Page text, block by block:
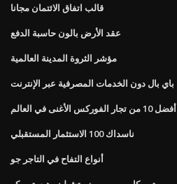
قالب اتفاق الائتمان مجانا
عقد الأرض بالون حاسبة الدفع
مؤشر الثروة المدينة العالمية
باي بال دون الخدمات المصرفية عبر الإنترنت
أفضل 10 من تجار الفوركس الأغنى في العالم
ناسداك 100 الاستثمار المستقبلي
أنواع التفاح في التاجر جو